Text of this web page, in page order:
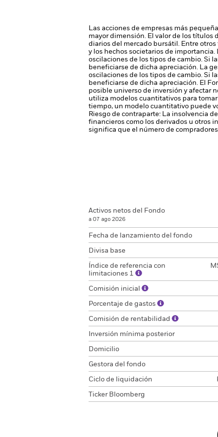
Las acciones de empresas más
mayor dimensión. El valor de los títulos
diarios del mercado bursátil. Entre
y los hechos societarios de importancia.
oscilaciones de los tipos de cambio. Si
beneficiarse de dicha apreciación. La
oscilaciones de los tipos de cambio. Si
beneficiarse de dicha apreciación. El
posible universo de inversión y afectar
utiliza modelos cuantitativos para
tiempo, un modelo cuantitativo puede
Riesgo de contraparte: La insolvencia
financieros como los derivados u otros
significa que el número de
Activos netos del Fondo
a 07 ago 2026
Fecha de lanzamiento del fondo
Divisa base
Índice de referencia con
limitaciones 1
Comisión inicial
Porcentaje de gastos
Comisión de rentabilidad
Inversión mínima posterior
Domicilio
Gestora del fondo
Ciclo de liquidación
Ticker Bloomberg